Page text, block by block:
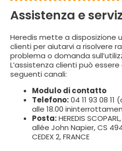
Assistenza e
Heredis mette a disposizione
clienti per aiutarvi a risolvere
problema o domanda
L’assistenza clienti può
seguenti canali:
Modulo di contatto
Telefono:04 11 93 08
alle 18.00
Posta:HEREDIS
allée John Napier, CS
CEDEX 2, FRANCE